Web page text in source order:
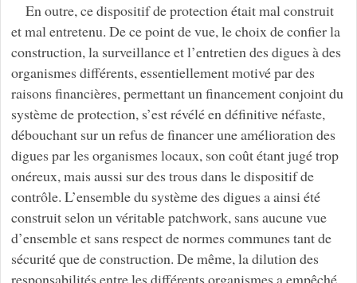
En outre, ce dispositif de protection était mal construit
et mal entretenu. De ce point de vue, le choix de confier la
construction, la surveillance et l’entretien des digues à des
organismes différents, essentiellement motivé par des
raisons financières, permettant un financement conjoint du
système de protection, s’est révélé en définitive néfaste,
débouchant sur un refus de financer une amélioration des
digues par les organismes locaux, son coût étant jugé trop
onéreux, mais aussi sur des trous dans le dispositif de
contrôle. L’ensemble du système des digues a ainsi été
construit selon un véritable patchwork, sans aucune vue
d’ensemble et sans respect de normes communes tant de
sécurité que de construction. De même, la dilution des